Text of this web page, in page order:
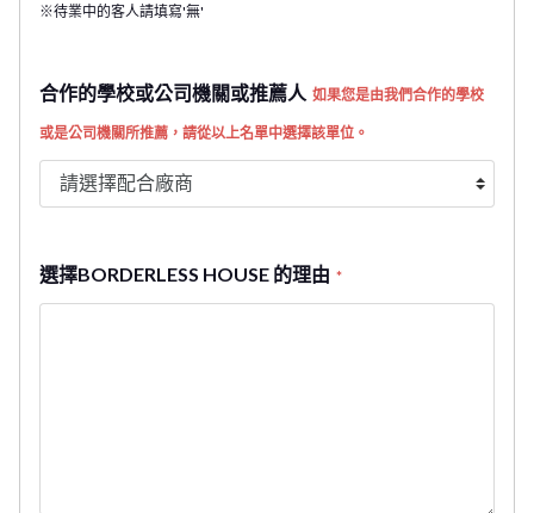
※待業中的客人請填寫'無'
合作的學校或公司機關或推薦人 如果您是由我們合作的學校
或是公司機關所推薦，請從以上名單中選擇該單位。
選擇BORDERLESS HOUSE 的理由 *